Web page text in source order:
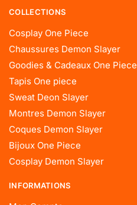
COLLECTIONS
Cosplay One Piece
Chaussures Demon Slayer
Goodies & Cadeaux One Piece
Tapis One piece
Sweat Deon Slayer
Montres Demon Slayer
Coques Demon Slayer
Bijoux One Piece
Cosplay Demon Slayer
INFORMATIONS